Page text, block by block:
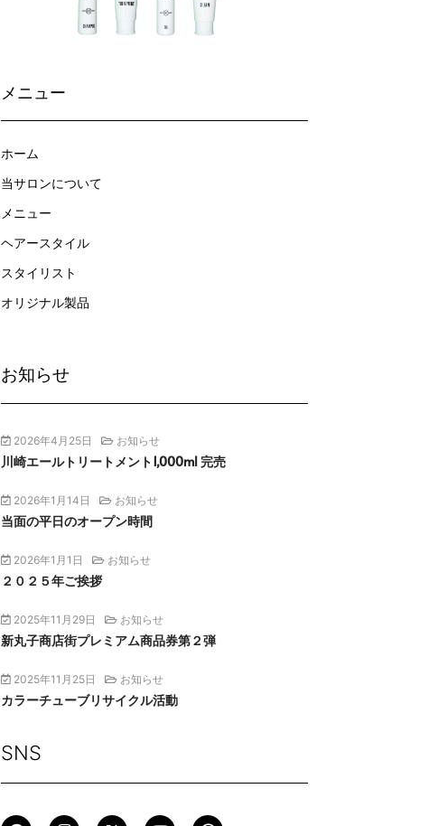
メニュー
ホーム
当サロンについて
メニュー
ヘアースタイル
スタイリスト
オリジナル製品
お知らせ
2026年4月25日 お知らせ
川崎エールトリートメント1,000ml 完売
2026年1月14日 お知らせ
当面の平日のオープン時間
2026年1月1日 お知らせ
２０２５年ご挨拶
2025年11月29日 お知らせ
新丸子商店街プレミアム商品券第２弾
2025年11月25日 お知らせ
カラーチューブリサイクル活動
SNS